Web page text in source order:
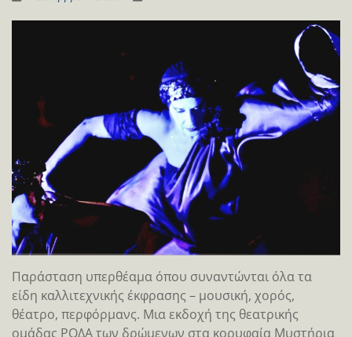
Παράσταση υπερθέαμα όπου συναντώνται όλα τα
είδη καλλιτεχνικής έκφρασης – μουσική, χορός,
θέατρο, περφόρμανς. Μια εκδοχή της θεατρικής
ομάδας ΡΟΔΑ των δρώμενων στα κορυφαία Μυστήρια